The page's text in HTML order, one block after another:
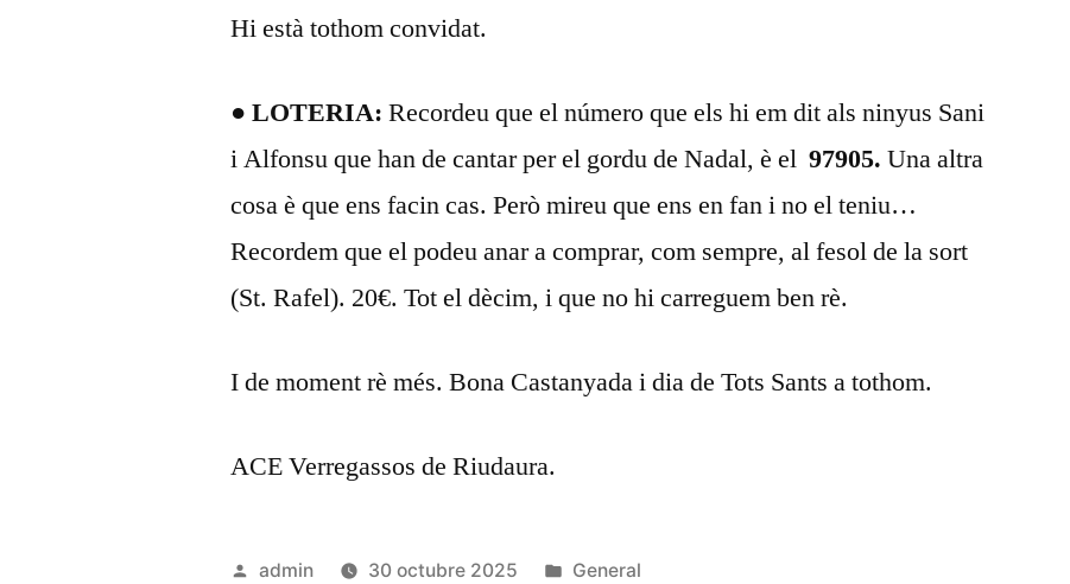
Hi està tothom convidat.
● LOTERIA: Recordeu que el número que els hi em dit als ninyus Sani
i Alfonsu que han de cantar per el gordu de Nadal, è el 97905.Una altra
cosa è que ens facin cas. Però mireu que ens en fan i no el teniu…
Recordem que el podeu anar a comprar, com sempre, al fesol de la sort
(St. Rafel). 20€. Tot el dècim, i que no hi carreguem ben rè.
I de moment rè més. Bona Castanyada i dia de Tots Sants a tothom.
ACE Verregassos de Riudaura.
Publicat
admin 30 octubre 2025
Publicat
General